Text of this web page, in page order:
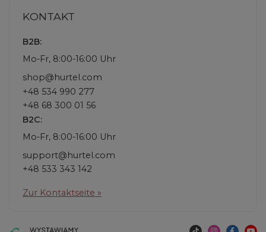
KONTAKT
B2B:
Mo-Fr, 8:00-16:00 Uhr
shop@hurtel.com
+48 534 990 277
+48 68 300 01 56
B2C:
Mo-Fr, 8:00-16:00 Uhr
support@hurtel.com
+48 533 343 142
Zur Kontaktseite »